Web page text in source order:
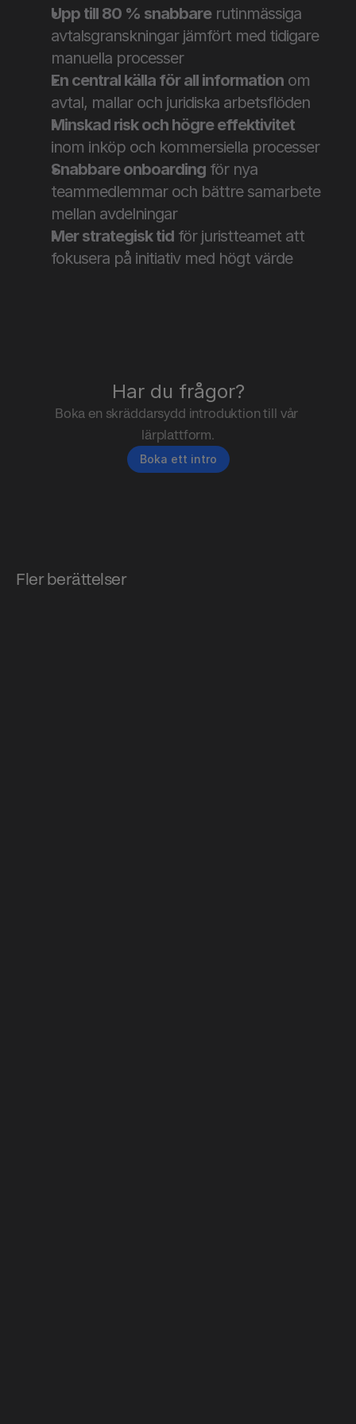
Upp till 80 % snabbare rutinmässiga
avtalsgranskningar jämfört med tidigare
manuella processer
En central källa för all information om
avtal, mallar och juridiska arbetsflöden
Minskad risk och högre effektivitet
inom inköp och kommersiella processer
Snabbare onboarding för nya
teammedlemmar och bättre samarbete
mellan avdelningar
Mer strategisk tid för juristteamet att
fokusera på initiativ med högt värde
Har du frågor?
Boka en skräddarsydd introduktion till vår
lärplattform.
Boka ett intro
Fler berättelser